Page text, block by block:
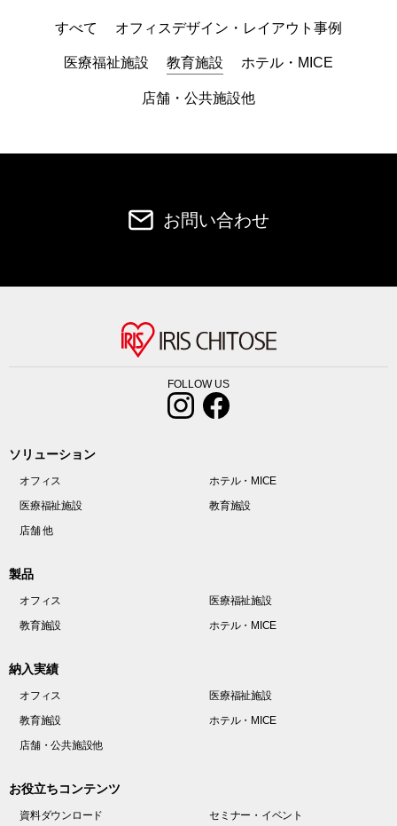
すべて オフィスデザイン・レイアウト事例
医療福祉施設 教育施設 ホテル・MICE
店舗・公共施設他
お問い合わせ
FOLLOW US
ソリューション
オフィス
ホテル・MICE
医療福祉施設
教育施設
店舗 他
製品
オフィス
医療福祉施設
教育施設
ホテル・MICE
納入実績
オフィス
医療福祉施設
教育施設
ホテル・MICE
店舗・公共施設他
お役立ちコンテンツ
資料ダウンロード
セミナー・イベント